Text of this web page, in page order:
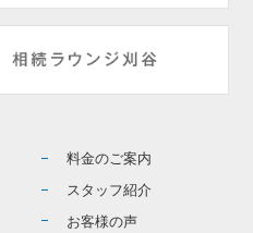
料金のご案内
スタッフ紹介
お客様の声